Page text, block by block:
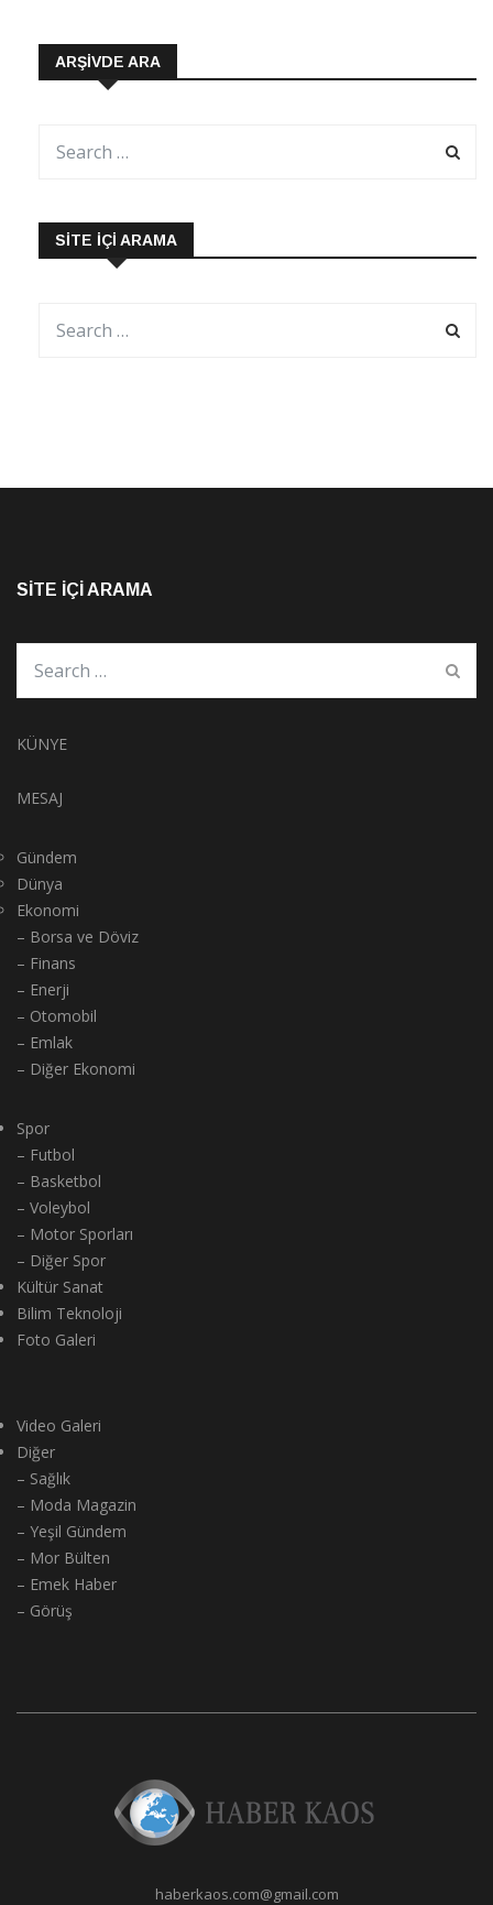
ARŞIVDE ARA
SITE İÇI ARAMA
SITE İÇI ARAMA
KÜNYE
MESAJ
Gündem
Dünya
Ekonomi
– Borsa ve Döviz
– Finans
– Enerji
– Otomobil
– Emlak
– Diğer Ekonomi
Spor
– Futbol
– Basketbol
– Voleybol
– Motor Sporları
– Diğer Spor
Kültür Sanat
Bilim Teknoloji
Foto Galeri
Video Galeri
Diğer
– Sağlık
– Moda Magazin
– Yeşil Gündem
– Mor Bülten
– Emek Haber
– Görüş
haberkaos.com@gmail.com